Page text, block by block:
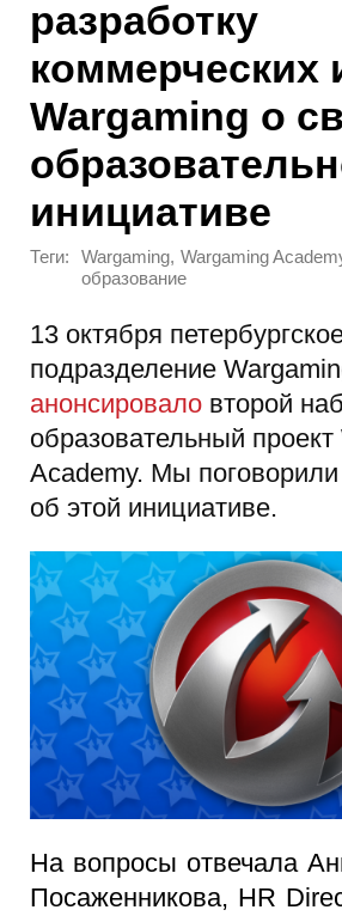
разработку
коммерческих
Wargaming о
инициативе
Теги: Wargaming, Wargaming
образование
13 октября
подразделение
анонсировало второй
образовательный
Academy. Мы
об этой инициативе.
На вопросы отвечала
Посаженникова, HR